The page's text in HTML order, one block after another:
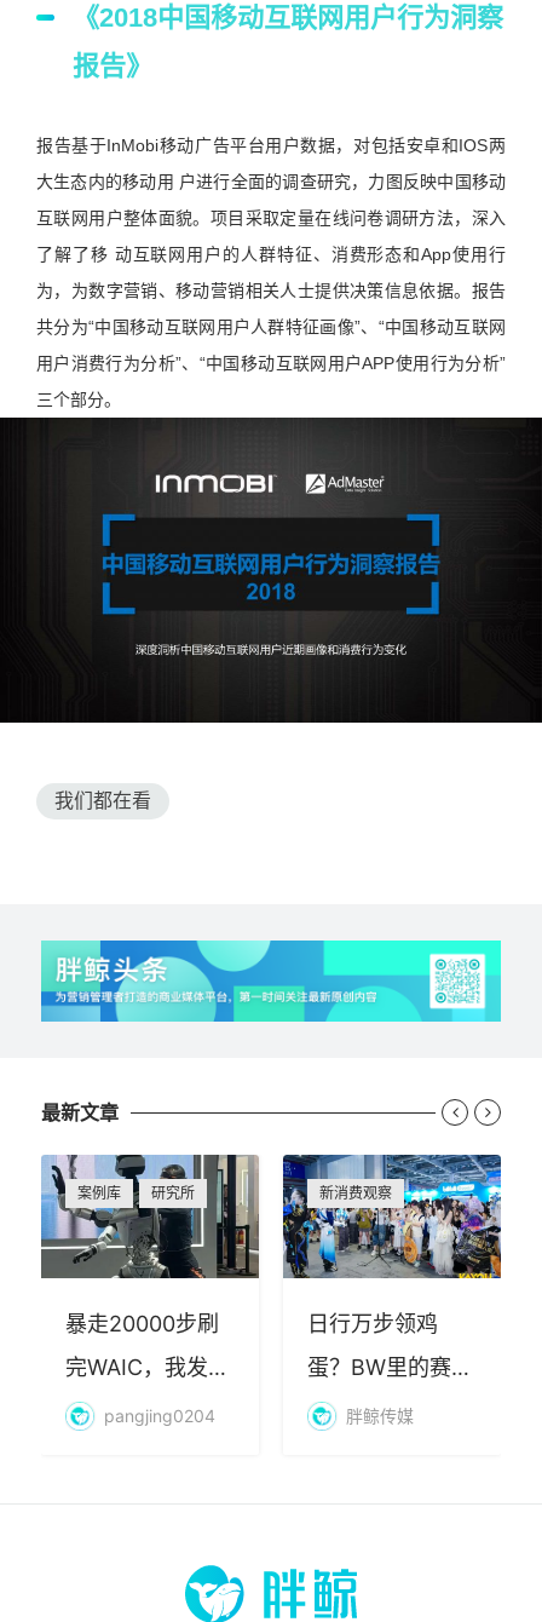
《2018中国移动互联网用户行为洞察
报告》
报告基于InMobi移动广告平台用户数据，对包括安卓和IOS两
大生态内的移动用 户进行全面的调查研究，力图反映中国移动
互联网用户整体面貌。项目采取定量在线问卷调研方法，深入
了解了移 动互联网用户的人群特征、消费形态和App使用行
为，为数字营销、移动营销相关人士提供决策信息依据。报告
共分为“中国移动互联网用户人群特征画像”、“中国移动互联网
用户消费行为分析”、“中国移动互联网用户APP使用行为分析”
三个部分。
我们都在看
最新文章
案例库 研究所
暴走20000步刷
完WAIC，我发现
AI最赚钱的不是
pangjing0204
新消费观察
日行万步领鸡
蛋？BW里的赛博
朝圣，藏着品牌
胖鲸传媒
 